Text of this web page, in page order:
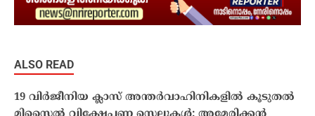
ALSO READ
19 വിർജീനിയ ക്ലാസ് അന്തർവാഹിനികളിൽ കൂടുതൽ